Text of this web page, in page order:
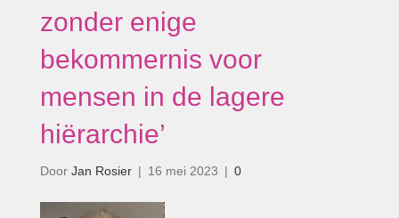
zonder enige
bekommernis voor
mensen in de lagere
hiërarchie’
Door Jan Rosier | 16 mei 2023 | 0